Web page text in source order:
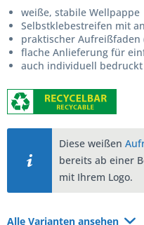
weiße, stabile Wellpappe
Selbstklebestreifen mit
praktischer Aufreißfaden
flache Anlieferung für
auch individuell
Diese weißen
bereits ab einer
mit Ihrem Logo.
Alle Varianten ansehen